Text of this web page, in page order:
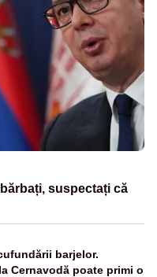
suspectați că
barjelor.
Cernavodă poate primi o